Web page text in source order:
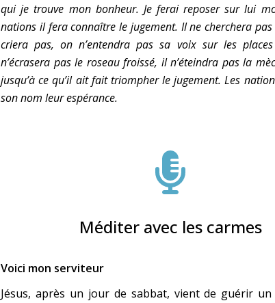
qui je trouve mon bonheur. Je ferai reposer sur lui
nations il fera connaître le jugement. Il ne cherchera
criera pas, on n’entendra pas sa voix sur les
n’écrasera pas le roseau froissé, il n’éteindra pas la
jusqu’à ce qu’il ait fait triompher le jugement. Les
son nom leur espérance.
Méditer avec les carmes
Voici mon serviteur
Jésus, après un jour de sabbat, vient de guérir